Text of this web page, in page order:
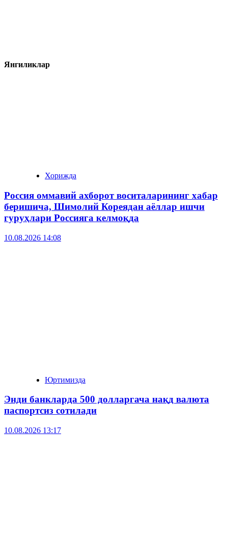
Янгиликлар
Хорижда
Россия оммавий ахборот воситаларининг хабар
беришича, Шимолий Кореядан аёллар ишчи
гуруҳлари Россияга келмоқда
10.08.2026 14:08
Юртимизда
Энди банкларда 500 долларгача нақд валюта
паспортсиз сотилади
10.08.2026 13:17